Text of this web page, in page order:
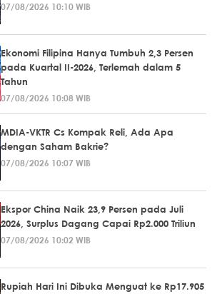
07/08/2026 10:10 WIB
Ekonomi Filipina Hanya Tumbuh 2,3 Persen
pada Kuartal II-2026, Terlemah dalam 5
Tahun
07/08/2026 10:08 WIB
MDIA-VKTR Cs Kompak Reli, Ada Apa
dengan Saham Bakrie?
07/08/2026 10:07 WIB
Ekspor China Naik 23,9 Persen pada Juli
2026, Surplus Dagang Capai Rp2.000 Triliun
07/08/2026 10:02 WIB
Rupiah Hari Ini Dibuka Menguat ke Rp17.905